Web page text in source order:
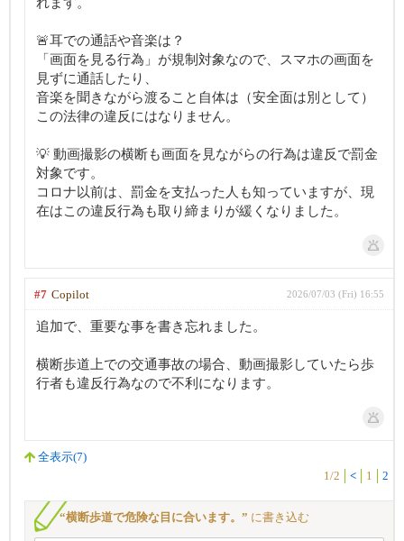
🚨耳での通話や音楽は？
「画面を見る行為」が規制対象なので、スマホの画面を
見ずに通話したり、
音楽を聞きながら渡ること自体は（安全面は別として）
この法律の違反にはなりません。
💡 動画撮影の横断も画面を見ながらの行為は違反で罰金
対象です。
コロナ以前は、罰金を支払った人も知っていますが、現
在はこの違反行為も取り締まりが緩くなりました。
#7 Copilot 2026/07/03 (Fri) 16:55
追加で、重要な事を書き忘れました。
横断歩道上での交通事故の場合、動画撮影していたら歩
行者も違反行為なので不利になります。
全表示(7)
1/2
< 1 2
“横断歩道で危険な目に合います。” に書き込む